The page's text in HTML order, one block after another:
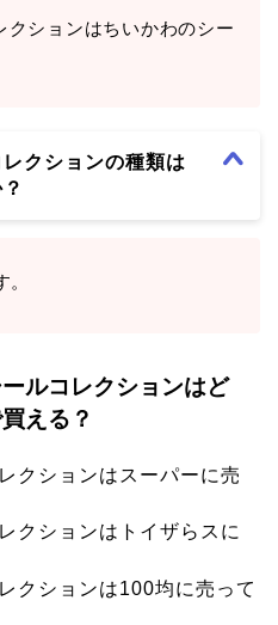
クションはちいかわのシー
クションの種類は
ルコレクションはど
える？
クションはスーパーに売
クションはトイザらスに
クションは100均に売って